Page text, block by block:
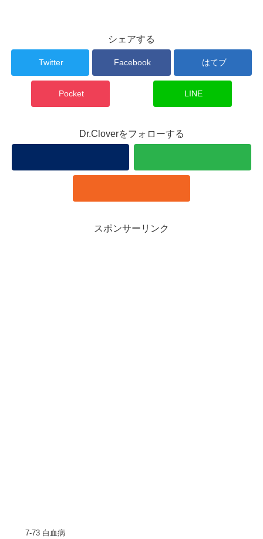
シェアする
Twitter Facebook はてブ
Pocket LINE
Dr.Cloverをフォローする
スポンサーリンク
7-73 白血病